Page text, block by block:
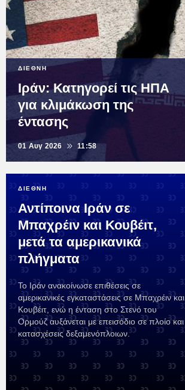
ΔΙΕΘΝΗ
Ιράν: Κατηγορεί τις ΗΠΑ
για κλιμάκωση της
έντασης
01 Αυγ 2026 11:58
ΔΙΕΘΝΗ
Αντίποινα Ιράν σε
Μπαχρέιν και Κουβέιτ,
μετά τα αμερικανικά
πλήγματα
Το Ιράν ανακοίνωσε επιθέσεις σε
αμερικανικές εγκαταστάσεις σε Μπαχρέιν και
Κουβέιτ, ενώ η ένταση στο Στενό του
Ορμούζ αυξάνεται με επεισόδιο σε πλοίο και
κατασχέσεις δεξαμενόπλοιων.